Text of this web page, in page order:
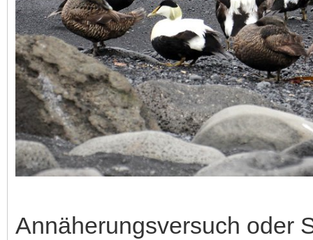
Annäherungsversuch oder